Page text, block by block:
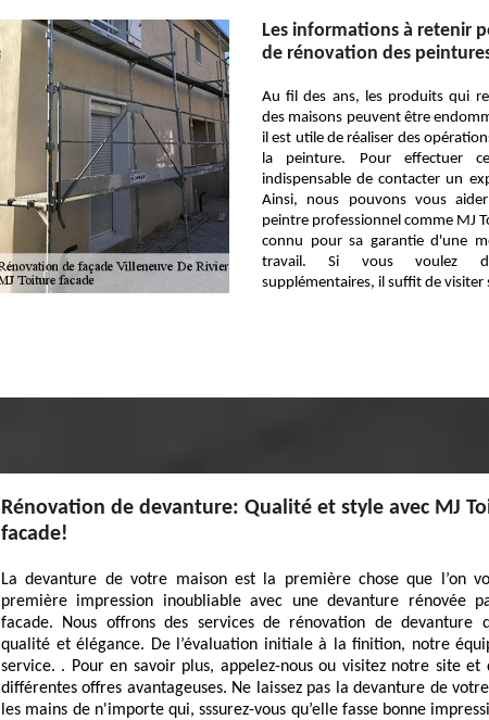
Les informations à retenir
de rénovation des
Au fil des ans, les produits qui
des maisons peuvent être
il est utile de réaliser des
la peinture. Pour effectuer
indispensable de contacter un
Ainsi, nous pouvons vous
peintre professionnel comme MJ
connu pour sa garantie d'une
travail. Si vous voulez
supplémentaires, il suffit de visiter
Rénovation de devanture: Qualité et style avec MJ
facade!
La devanture de votre maison est la première chose que l’on
première impression inoubliable avec une devanture rénovée
facade. Nous offrons des services de rénovation de devanture
qualité et élégance. De l’évaluation initiale à la finition, notre
service. . Pour en savoir plus, appelez-nous ou visitez notre site et
différentes offres avantageuses. Ne laissez pas la devanture de
les mains de n'importe qui, sssurez-vous qu’elle fasse bonne